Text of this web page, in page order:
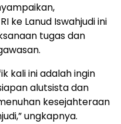
ke Lanud Iswahjudi ini
tugas dan
kali ini adalah ingin
alutsista dan
kesejahteraan
ungkapnya.